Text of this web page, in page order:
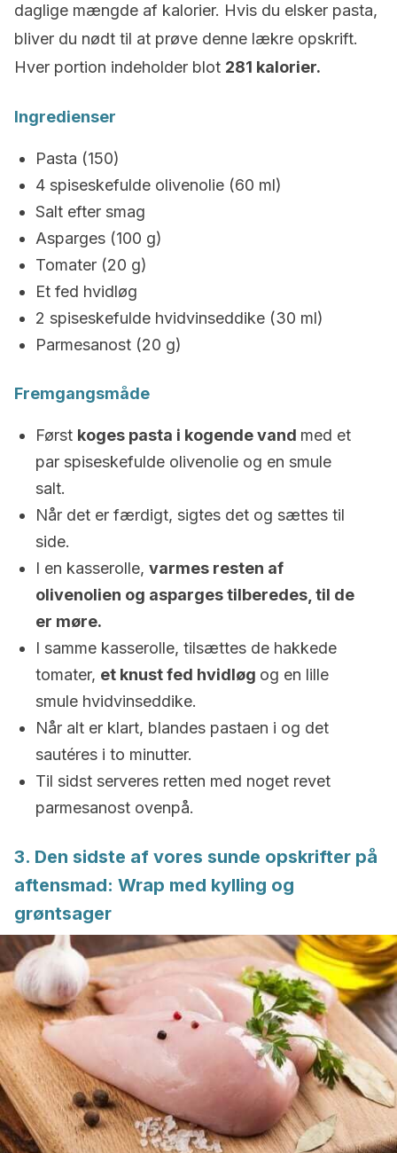
daglige mængde af kalorier. Hvis du elsker pasta,
bliver du nødt til at prøve denne lækre opskrift.
Hver portion indeholder blot 281 kalorier.
Ingredienser
Pasta (150)
4 spiseskefulde olivenolie (60 ml)
Salt efter smag
Asparges (100 g)
Tomater (20 g)
Et fed hvidløg
2 spiseskefulde hvidvinseddike (30 ml)
Parmesanost (20 g)
Fremgangsmåde
Først koges pasta i kogende vand med et
par spiseskefulde olivenolie og en smule
salt.
Når det er færdigt, sigtes det og sættes til
side.
I en kasserolle, varmes resten af
olivenolien og asparges tilberedes, til de
er møre.
I samme kasserolle, tilsættes de hakkede
tomater, et knust fed hvidløg og en lille
smule hvidvinseddike.
Når alt er klart, blandes pastaen i og det
sautéres i to minutter.
Til sidst serveres retten med noget revet
parmesanost ovenpå.
3. Den sidste af vores sunde opskrifter på
aftensmad: Wrap med kylling og
grøntsager